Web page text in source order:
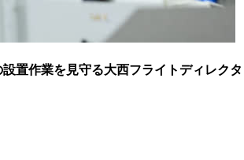
置作業を見守る大西フライトディレクタ